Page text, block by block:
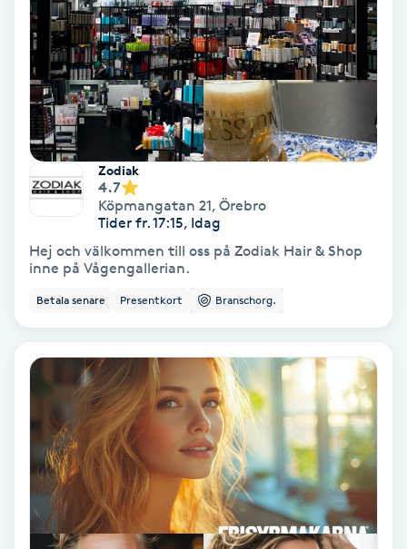
Plastikkirurgi
Powder brows
Power Yoga
PRP (Platelet Rich Plasma)
Radiofrekvens
Rakning
Reflexologi
Zodiak
4.7
Köpmangatan 21, Örebro
Tider fr. 17:15, Idag
Hej och välkommen till oss på Zodiak Hair & Shop
inne på Vågengallerian.
Betala senare Presentkort Branschorg.